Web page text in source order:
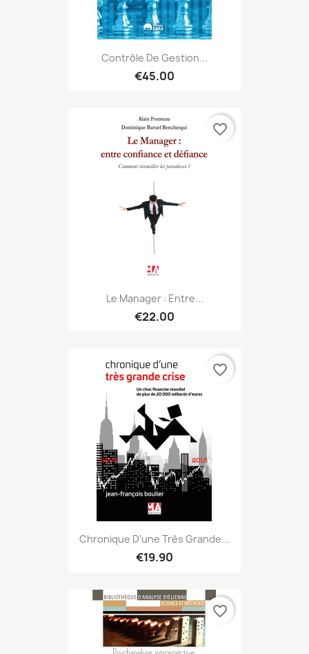
Contrôle De Gestion...
€45.00
Le Manager : Entre...
€22.00
favorite_border
Chronique D'une Très Grande...
€19.90
favorite_border
favorite_border